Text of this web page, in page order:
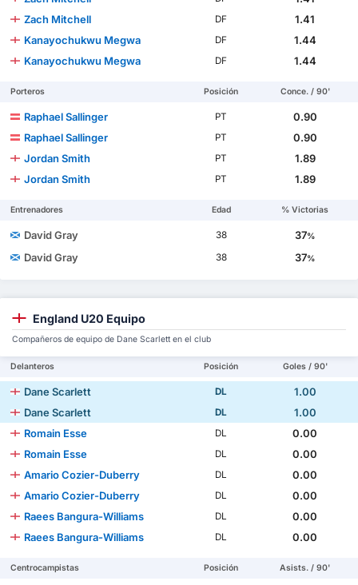
Zach Mitchell
DF
1.41
Kanayochukwu Megwa
DF
1.44
Kanayochukwu Megwa
DF 1.44
Porteros Posición Conce. / 90'
Raphael Sallinger PT
0.90
Raphael Sallinger
PT
0.90
Jordan Smith
PT
1.89
Jordan Smith
PT 1.89
Entrenadores Edad % Victorias
David Gray 38 37%
David Gray 38 37%
England U20 Equipo
Compañeros de equipo de Dane Scarlett en el club
Delanteros Posición Goles / 90'
Dane Scarlett DL
1.00
Dane Scarlett
DL
1.00
Romain Esse
DL
0.00
Romain Esse
DL
0.00
Amario Cozier-Duberry
DL
0.00
Amario Cozier-Duberry
DL
0.00
Raees Bangura-Williams
DL
0.00
Raees Bangura-Williams
DL 0.00
Centrocampistas Posición Asists. / 90'